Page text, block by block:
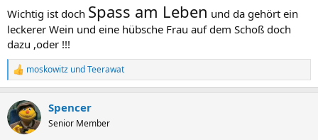
Wichtig ist doch Spass am Leben und da gehört ein
leckerer Wein und eine hübsche Frau auf dem Schoß doch
dazu ,oder !!!
R
e
k
t
i
moskowitz undTeerawat
Spencer
Senior Member